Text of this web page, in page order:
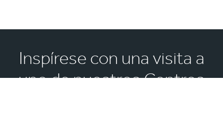
Inspírese con una visita a
uno de nuestros Centros